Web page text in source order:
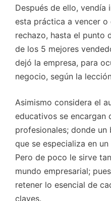
Después de ello, vendía
esta práctica a vencer o
rechazo, hasta el punto
de los 5 mejores
dejó la empresa, para
negocio, según la
Asimismo considera el
educativos se encargan
profesionales; donde un
que se especializa en
Pero de poco le sirve
mundo empresarial;
retener lo esencial de
claves.